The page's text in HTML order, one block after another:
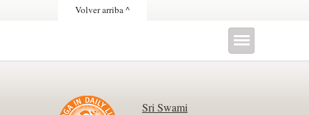
Volver arriba ^
Sri Swami